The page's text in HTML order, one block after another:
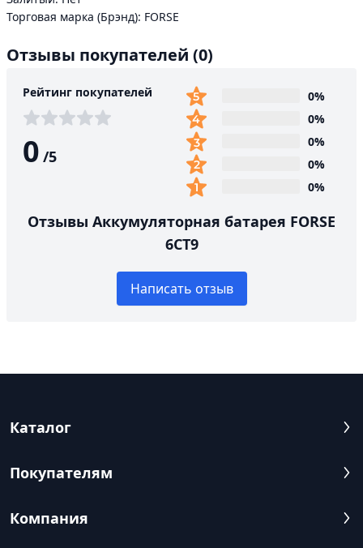
Торговая марка (Брэнд): FORSE
Отзывы покупателей (0)
Рейтинг покупателей
0 /5
0%
0%
0%
0%
0%
Отзывы Аккумуляторная батарея FORSE
6СТ9
Написать отзыв
Каталог
Покупателям
Компания